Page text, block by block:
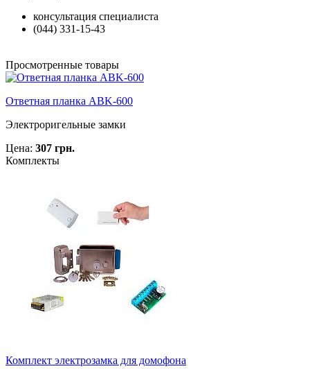
консультация специалиста
(044) 331-15-43
Просмотренные товары
Ответная планка ABK-600
Электроригельные замки
Цена: 307 грн.
Комплекты
Комплект электрозамка для домофона